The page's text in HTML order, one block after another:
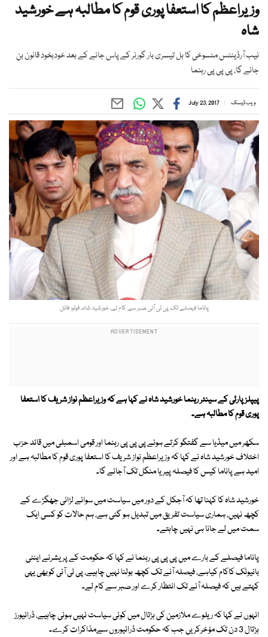
وزیراعظم کا استعفا پوری قوم کا مطالبہ ہے خورشید
شاہ
نیب آرڈیننس منسوخی کا بل تیسری بار گورنر کے پاس جانے کے بعد خودبخود قانون بن
جائے گا، پی پی پی رہنما
ویب ڈیسک July 23, 2017
پاناما فیصلے تک پی ٹی آئی صبر سے کام لے، خورشید شاہ۔ فوٹو: فائل
پیپلز پارٹی کے سینئر رہنما خورشید شاہ نے کہا ہے کہ وزیراعظم نواز شریف کا استعفا
پوری قوم کا مطالبہ ہے۔
سکھر میں میڈیا سے گفتگو کرتے ہوئے پی پی پی رہنما اور قومی اسمبلی میں قائد حزب
اختلاف خورشید شاہ نے کہا کہ وزیراعظم نواز شریف کا استعفا پوری قوم کا مطالبہ ہے اور
امید ہے پاناما کیس کا فیصلہ پیر یا منگل تک آجائے گا۔
خورشید شاہ کا کہنا تھا کہ آجکل کے دور میں سیاست میں سوائے لڑائی جھگڑے کے
کچھ نہیں، ہماری سیاست تفریق میں تبدیل ہو گئی ہے، ہم حالات کو کسی ایک
سمت میں لے جانا ہی نہیں چاہتے۔
پاناما فیصلے کے بارے میں پی پی پی رہنما نے کہا کہ حکومت کے پریشرنے اینٹی
بائیوٹک کاکام کیاہے، فیصلہ آنے تک کچھ بولنا نہیں چاہیے، پی ٹی آئی کوبھی یہی
کہتے ہیں کہ فیصلہ آنے تک انتظار کرے اور صبر سے کام لے۔
انہوں نے کہا کہ ریلوے ملازمین کی ہڑتال میں کوئی سیاست نہیں ہونی چاہیے، ڈرائیورز
ہڑتال 3 دن تک مؤخرکریں جب کہ حکومت ڈرائیوروں سےمذاکرات کرے۔